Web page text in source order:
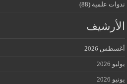
ندوات علمية (88)
الأرشيف
أغسطس 2026
يوليو 2026
يونيو 2026